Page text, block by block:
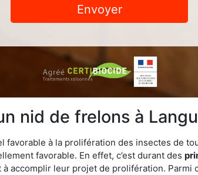
Envoyer
nid de frelons à
favorable à la prolifération des insectes de
favorable. En effet, c’est durant des
à accomplir leur projet de prolifération.